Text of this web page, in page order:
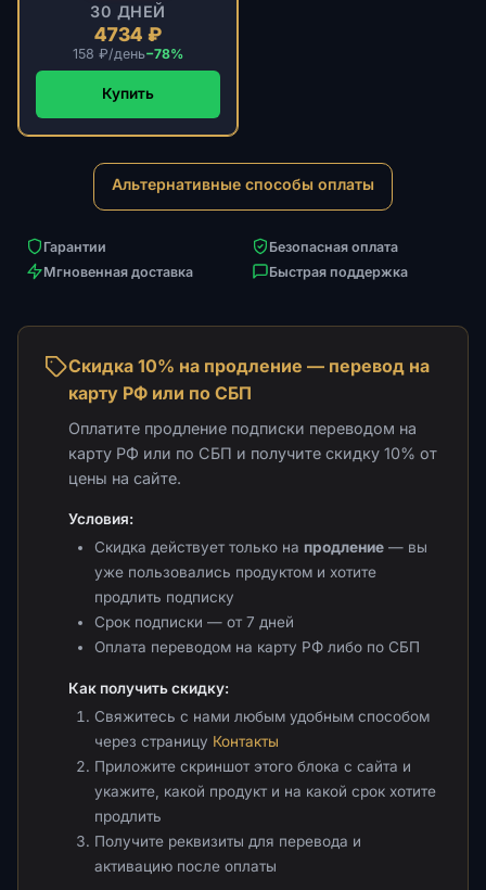
30 ДНЕЙ
4734 ₽
158 ₽/день−78%
Купить
Альтернативные способы оплаты
Гарантии
Безопасная оплата
Мгновенная доставка
Быстрая поддержка
Скидка 10% на продление — перевод на
карту РФ или по СБП
Оплатите продление подписки переводом на
карту РФ или по СБП и получите скидку 10% от
цены на сайте.
Условия:
Скидка действует только на продление — вы
уже пользовались продуктом и хотите
продлить подписку
Срок подписки — от 7 дней
Оплата переводом на карту РФ либо по СБП
Как получить скидку:
Свяжитесь с нами любым удобным способом
через страницу Контакты
Приложите скриншот этого блока с сайта и
укажите, какой продукт и на какой срок хотите
продлить
Получите реквизиты для перевода и
активацию после оплаты